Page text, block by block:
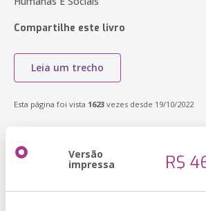
Compartilhe este livro
Leia um trecho
Esta página foi vista 1623 vezes desde 19/10/2022
Versão
impressa R$